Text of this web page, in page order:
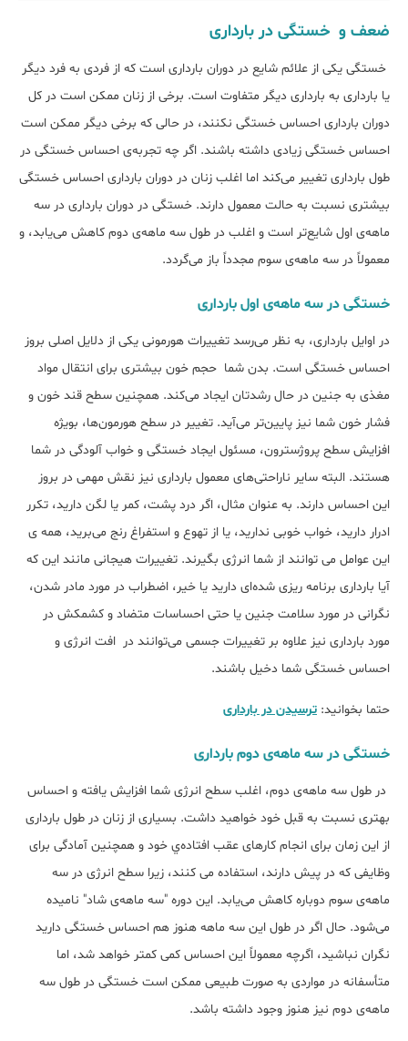
​ضعف و خستگی در بارداری
خستگی یکی از علائم شایع در دوران بارداری است که از فردی به فرد دیگر
یا بارداری به بارداری دیگر متفاوت است. برخی از زنان ممکن است در کل
دوران بارداری احساس خستگی نکنند، در حالی که برخی دیگر ممکن است
احساس خستگی زیادی داشته باشند. اگر چه تجربه‌ی احساس خستگی در
طول بارداری تغییر می‌کند اما اغلب زنان در دوران بارداری احساس خستگی
بیشتری نسبت به حالت معمول دارند. خستگی در دوران بارداری در سه
ماهه‌ی اول شایع‌تر است و اغلب در طول سه ماهه‌ی دوم کاهش می‌یابد، و
معمولاً در سه ماهه‌ی سوم مجدداً باز می‌گردد.
خستگی در سه ماهه‌ی اول بارداری
در اوایل بارداری، به نظر می‌رسد تغییرات هورمونی یکی از دلایل اصلی بروز
احساس خستگی است. بدن شما حجم خون بیشتری برای انتقال مواد
مغذی به جنین در حال رشدتان ایجاد می‌کند. همچنین سطح قند خون و
فشار خون شما نیز پایین‌تر می‌آید. تغییر در سطح هورمون‌ها، بویژه
افزایش سطح پروژسترون، مسئول ایجاد خستگی و خواب آلودگی در شما
هستند. البته سایر ناراحتی‌های معمول بارداری نیز نقش مهمی در بروز
این احساس دارند. به عنوان مثال، اگر درد پشت، کمر یا لگن دارید، تکرر
ادرار دارید، خواب خوبی ندارید، یا از تهوع و استفراغ رنج می‌برید، همه ی
این عوامل می توانند از شما انرژی بگیرند. تغییرات هیجانی مانند این که
آیا بارداری برنامه ریزی شده‌ای دارید یا خیر، اضطراب در مورد مادر شدن،
نگرانی در مورد سلامت جنین یا حتی احساسات متضاد و کشمکش در
مورد بارداری نیز علاوه بر تغییرات جسمی می‌توانند در افت انرژی و
احساس خستگی شما دخیل باشند.
حتما بخوانید: ترسیدن در بارداری
خستگی در سه ماهه‌ی دوم بارداری
در طول سه ماهه‌ی دوم، اغلب سطح انرژی شما افزایش یافته و احساس
بهتری نسبت به قبل خود خواهید داشت. بسیاری از زنان در طول بارداری
از این زمان برای انجام کارهای عقب افتاده‌ي خود و همچنین آمادگی برای
وظایفی که در پیش دارند، استفاده می کنند، زیرا سطح انرژی در سه
ماهه‌ی سوم دوباره کاهش می‌یابد. این دوره "سه ماهه‌ی شاد" نامیده
می‌شود. حال اگر در طول این سه ماهه هنوز هم احساس خستگی دارید
نگران نباشید، اگرچه معمولاً این احساس کمی کمتر خواهد شد، اما
متأسفانه در مواردی به صورت طبیعی ممکن است خستگی در طول سه
ماهه‌ی دوم نیز هنوز وجود داشته باشد.